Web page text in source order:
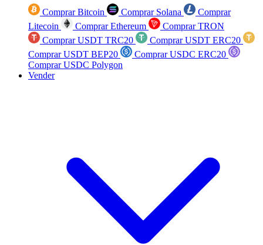
Comprar Bitcoin Comprar Solana
Comprar
Litecoin
Comprar Ethereum
Comprar TRON
Comprar USDT TRC20
Comprar USDT ERC20
Comprar USDT BEP20
Comprar USDC ERC20
Comprar USDC Polygon
Vender